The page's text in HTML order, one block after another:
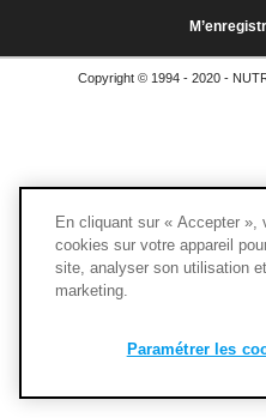
Copyright © 1994 - 2020 -
En cliquant sur « Accepter
cookies sur votre appareil
site, analyser son utilisation
marketing.
Paramétrer les